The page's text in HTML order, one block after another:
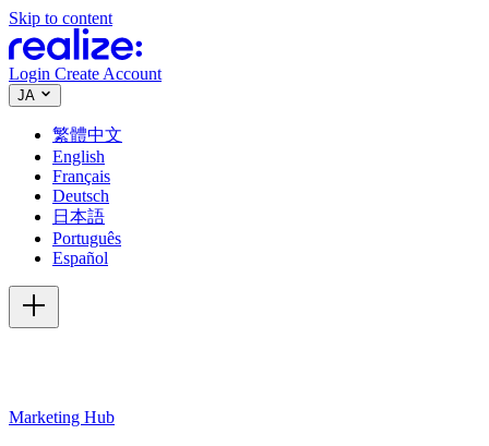
Skip to content
Login Create Account
JA
繁體中文
English
Français
Deutsch
日本語
Português
Español
Marketing Hub